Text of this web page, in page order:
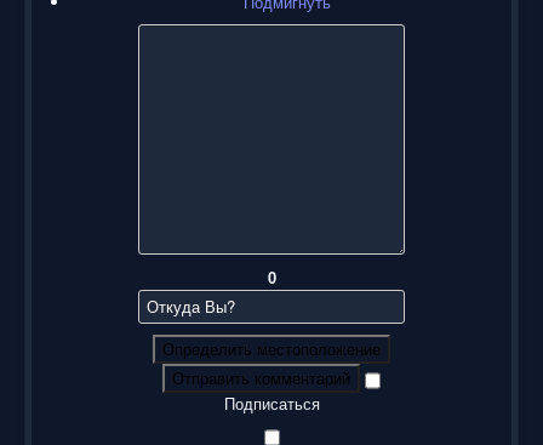
0
Определить местоположение
Отправить комментарий
Подписаться